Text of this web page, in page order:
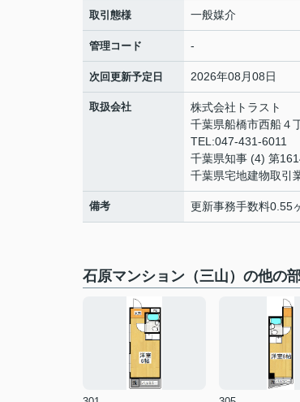
取引態様 一般媒介
管理コード -
次回更新予定日 2026年08月08日
取扱会社
株式会社トラスト
千葉県船橋市西船
TEL:047-431-6011
千葉県知事 (4) 第
千葉県宅地建物取引
備考 更新事務手数料0.55
石原マンション（三山）の他の